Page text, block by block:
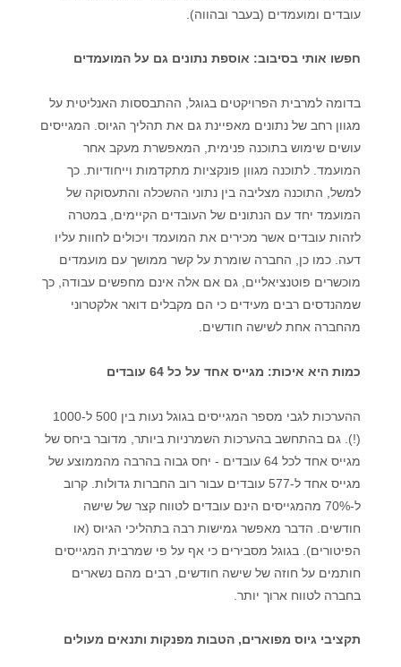
עובדים ומועמדים (בעבר ובהווה).
חפשו אותי בסיבוב: אוספת נתונים גם על המועמדים
בדומה למרבית הפרויקטים בגוגל, ההתבססות האנליטית על
מגוון רחב של נתונים מאפיינת גם את תהליך הגיוס. המגייסים
עושים שימוש בתוכנה פנימית, המאפשרת מעקב אחר
המועמד. לתוכנה מגוון פונקציות מתקדמות וייחודיות. כך
למשל, התוכנה מצליבה בין נתוני ההשכלה והתעסוקה של
המועמד יחד עם הנתונים של העובדים הקיימים, במטרה
לזהות עובדים אשר מכירים את המועמד ויכולים לחוות עליו
דעה. כמו כן, החברה שומרת על קשר ממושך עם מועמדים
מוכשרים פוטנציאליים, גם אם אלה אינם מחפשים עבודה, כך
שמהנדסים רבים מעידים כי הם מקבלים דואר אלקטרוני
מהחברה אחת לשישה חודשים.
כמות היא איכות: מגייס אחד על כל 64 עובדים
ההערכות לגבי מספר המגייסים בגוגל נעות בין 500 ל-1000
(!). גם בהתחשב בהערכות השמרניות ביותר, מדובר ביחס של
מגייס אחד לכל 64 עובדים - יחס גבוה בהרבה מהממוצע של
מגייס אחד ל-577 עובדים עבור רוב החברות גדולות. קרוב
ל-70% מהמגייסים הינם עובדים לטווח קצר של שישה
חודשים. הדבר מאפשר גמישות רבה בתהליכי הגיוס (או
הפיטורים). בגוגל מסבירים כי אף על פי שמרבית המגייסים
חותמים על חוזה של שישה חודשים רבים מהם נשארים
בחברה לטווח ארוך יותר.
תקציבי גיוס מפוארים, הטבות מפנקות ותנאים מעולים